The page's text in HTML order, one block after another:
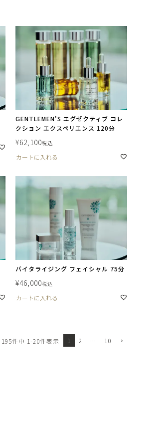
GENTLEMEN'S エグゼクティブ コレ
クション エクスペリエンス 120分
¥62,100税込
カートに入れる
バイタライジング フェイシャル 75分
¥46,000税込
カートに入れる
195件中 1-20件表示 1 2 … 10